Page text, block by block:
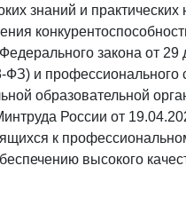
знаний и
закона от
и профессионального
образовательной
России от
к
высокого